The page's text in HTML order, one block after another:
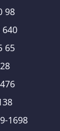
98
640
65
1698